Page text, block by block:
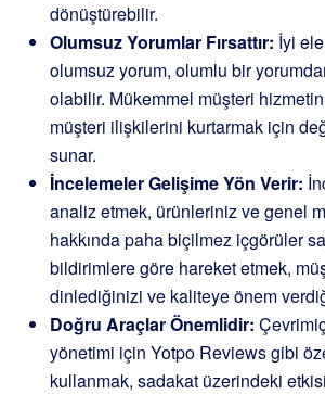
dönüştürebilir.
Olumsuz Yorumlar Fırsattır: İyi
olumsuz yorum, olumlu bir
olabilir. Mükemmel müşteri
müşteri ilişkilerini kurtarmak için
sunar.
İncelemeler Gelişime Yön Verir:
analiz etmek, ürünleriniz ve genel
hakkında paha biçilmez içgörüler
bildirimlere göre hareket etmek,
dinlediğinizi ve kaliteye önem
Doğru Araçlar Önemlidir:
yönetimi için Yotpo Reviews gibi
kullanmak, sadakat üzerindeki